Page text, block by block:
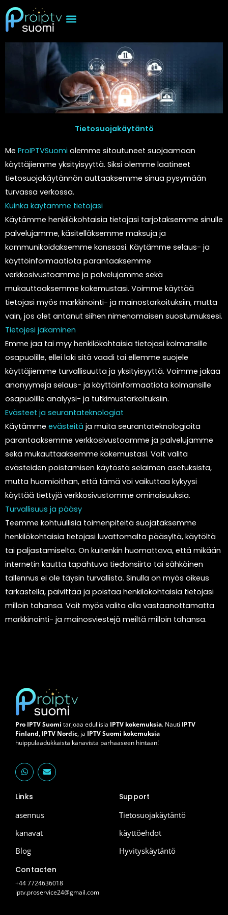
Skip
to
content
Tietosuojakäytäntö
Me ProIPTVSuomi olemme sitoutuneet suojaamaan
käyttäjiemme yksityisyyttä. Siksi olemme laatineet
tietosuojakäytännön auttaaksemme sinua pysymään
turvassa verkossa.
Kuinka käytämme tietojasi
Käytämme henkilökohtaisia tietojasi tarjotaksemme sinulle
palvelujamme, käsitelläksemme maksuja ja
kommunikoidaksemme kanssasi. Käytämme selaus- ja
käyttöinformaatiota parantaaksemme
verkkosivustoamme ja palvelujamme sekä
mukauttaaksemme kokemustasi. Voimme käyttää
tietojasi myös markkinointi- ja mainostarkoituksiin, mutta
vain, jos olet antanut siihen nimenomaisen suostumuksesi.
Tietojesi jakaminen
Emme jaa tai myy henkilökohtaisia tietojasi kolmansille
osapuolille, ellei laki sitä vaadi tai ellemme suojele
käyttäjiemme turvallisuutta ja yksityisyyttä. Voimme jakaa
anonyymeja selaus- ja käyttöinformaatiota kolmansille
osapuolille analyysi- ja tutkimustarkoituksiin.
Evästeet ja seurantateknologiat
Käytämme evästeitä ja muita seurantateknologioita
parantaaksemme verkkosivustoamme ja palvelujamme
sekä mukauttaaksemme kokemustasi. Voit valita
evästeiden poistamisen käytöstä selaimen asetuksista,
mutta huomioithan, että tämä voi vaikuttaa kykyysi
käyttää tiettyjä verkkosivustomme ominaisuuksia.
Turvallisuus ja pääsy
Teemme kohtuullisia toimenpiteitä suojataksemme
henkilökohtaisia tietojasi luvattomalta pääsyltä, käytöltä
tai paljastamiselta. On kuitenkin huomattava, että mikään
internetin kautta tapahtuva tiedonsiirto tai sähköinen
tallennus ei ole täysin turvallista. Sinulla on myös oikeus
tarkastella, päivittää ja poistaa henkilökohtaisia tietojasi
milloin tahansa. Voit myös valita olla vastaanottamatta
markkinointi- ja mainosviestejä meiltä milloin tahansa.
Pro IPTV Suomi tarjoaa edullisia IPTV kokemuksia. Nauti IPTV
Finland, IPTV Nordic, ja IPTV Suomi kokemuksia
huippulaadukkaista kanavista parhaaseen hintaan!
W
h
a
s
p
p
E
n
v
Links
asennus
kanavat
Blog
Support
Tietosuojakäytäntö
käyttöehdot
Hyvityskäytäntö
Contacten
+44 7724636018
iptv.proservice24@gmail.com